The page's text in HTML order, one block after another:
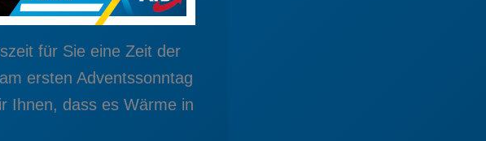
für Sie eine Zeit der
ersten Adventssonntag
Ihnen, dass es Wärme in